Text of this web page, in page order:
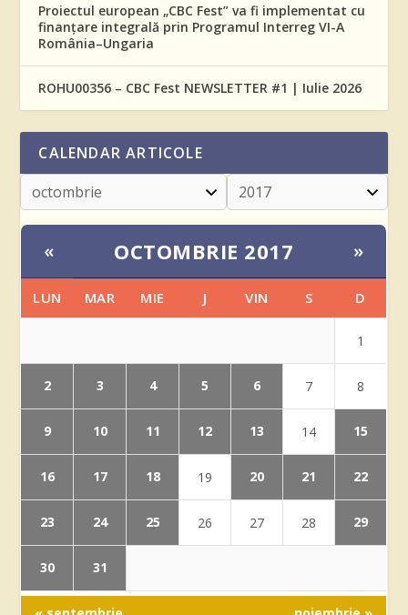
Proiectul european „CBC Fest” va fi implementat cu
finanțare integrală prin Programul Interreg VI-A
România–Ungaria
ROHU00356 – CBC Fest NEWSLETTER #1 | Iulie 2026
CALENDAR ARTICOLE
« OCTOMBRIE 2017 »
LUN MAR MIE J VIN S D
1
2 3 4 5 6 7 8
9 10 11 12 13 14 15
16 17 18 19 20 21 22
23 24 25 26 27 28 29
30 31